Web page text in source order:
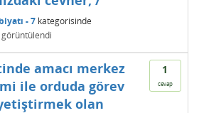
- 7 kategorisinde
görüntülendi
1
cevap
amacı merkez
ile orduda görev
olan